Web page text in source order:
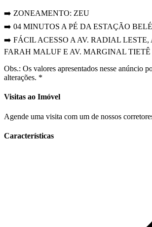
➡️ ZONEAMENTO: ZEU
➡️ 04 MINUTOS A PÉ DA ESTAÇÃO
➡️ FÁCIL ACESSO A AV. RADIAL LESTE,
FARAH MALUF E AV. MARGINAL TIETÊ
Obs.: Os valores apresentados nesse anúncio
alterações. *
Visitas ao Imóvel
Agende uma visita com um de nossos
Características